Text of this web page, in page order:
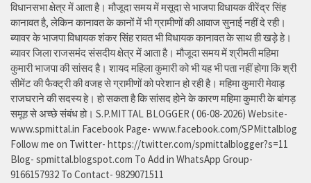
विधानसभा क्षेत्र में आता है। मौजूदा समय में मसूदा से भाजपा विधायक वीरेंद्र सिंह
कानावत है, लेकिन कानावत के कानों में भी ग्रामीणों की आवाज सुनाई नहीं दे रही।
ब्यावर के भाजपा विधायक शंकर सिंह रावत भी विधायक कानावत के साथ ही खड़े हे।
ब्यावर जिला राजसमंद संसदीय क्षेत्र में आता है। मौजूदा समय में श्रीमती महिमा
कुमारी भाजपा की सांसद है। शायद महिला कुमारी को भी यह भी पता नहीं होगा कि श्री
सीमेंट की फैक्ट्री की वजह से ग्रामीणों को परेशान हो रही है। महिमा कुमारी मेवाड़
राजघराने की सदस्य हे। हो सकता है कि सांसद होने के कारण महिमा कुमारी के बांगड़
समूह से अच्छे संबंध हो। S.P.MITTAL BLOGGER ( 06-08-2026) Website-
www.spmittal.in Facebook Page- www.facebook.com/SPMittalblog
Follow me on Twitter- https://twitter.com/spmittalblogger?s=11
Blog- spmittal.blogspot.com To Add in WhatsApp Group-
9166157932 To Contact- 9829071511